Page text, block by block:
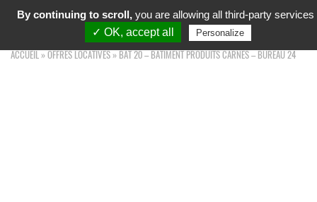
MARCHÉ D'INTÉRÊT NATIONAL
TOULOUSE OCCITANIE
ACCUEIL»OFFRES LOCATIVES»BAT 20 – BÂTIMENT PRODUITS CARNÉS – BUREAU 24
By continuing to scroll, you are allowing all third-party services
✓ OK, accept all
Personalize